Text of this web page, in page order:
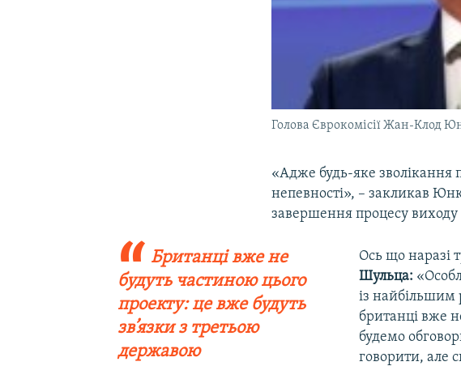
Голова Єврокомісії Жан-Клод
«Адже будь-яке зволікання
непевності», – закликав
завершення процесу виходу
Британці вже не
будуть частиною цього
проекту: це вже будуть
зв’язки з третьою
державою
Ось що наразі
Шульца:
із найбільшим
британці вже
будемо
говорити, але